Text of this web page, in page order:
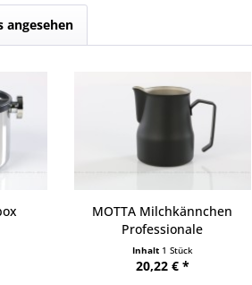
angesehen
MOTTA Milchkännchen
Professionale
Inhalt 1 Stück
20,22 € *